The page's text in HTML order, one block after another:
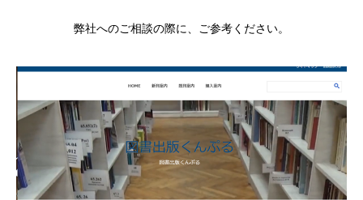
弊社へのご相談の際に、ご参考ください。